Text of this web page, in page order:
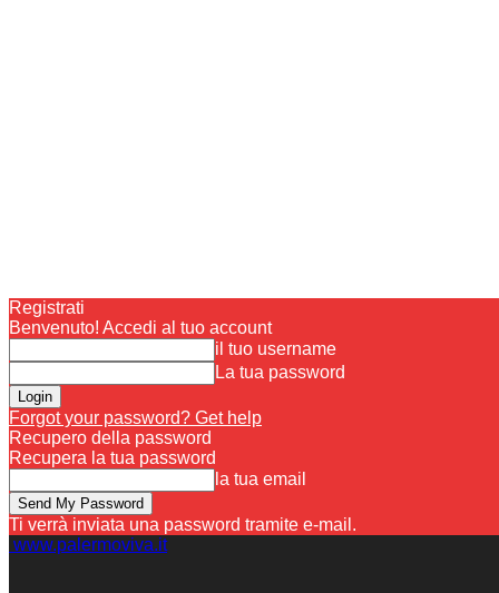
Registrati
Benvenuto! Accedi al tuo account
il tuo username
La tua password
Forgot your password? Get help
Recupero della password
Recupera la tua password
la tua email
Ti verrà inviata una password tramite e-mail.
www.palermoviva.it